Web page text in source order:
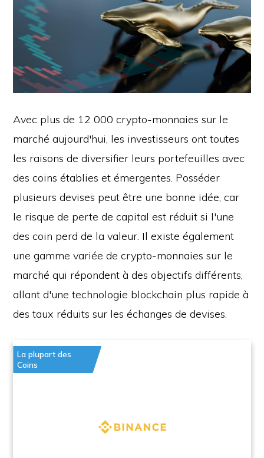
Avec plus de 12 000 crypto-monnaies sur le
marché aujourd'hui, les investisseurs ont toutes
les raisons de diversifier leurs portefeuilles avec
des coins établies et émergentes. Posséder
plusieurs devises peut être une bonne idée, car
le risque de perte de capital est réduit si l'une
des coin perd de la valeur. Il existe également
une gamme variée de crypto-monnaies sur le
marché qui répondent à des objectifs différents,
allant d'une technologie blockchain plus rapide à
des taux réduits sur les échanges de devises.
La plupart des
Coins